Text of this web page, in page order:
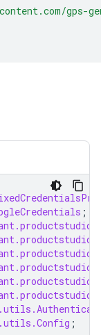
gps-
;
;